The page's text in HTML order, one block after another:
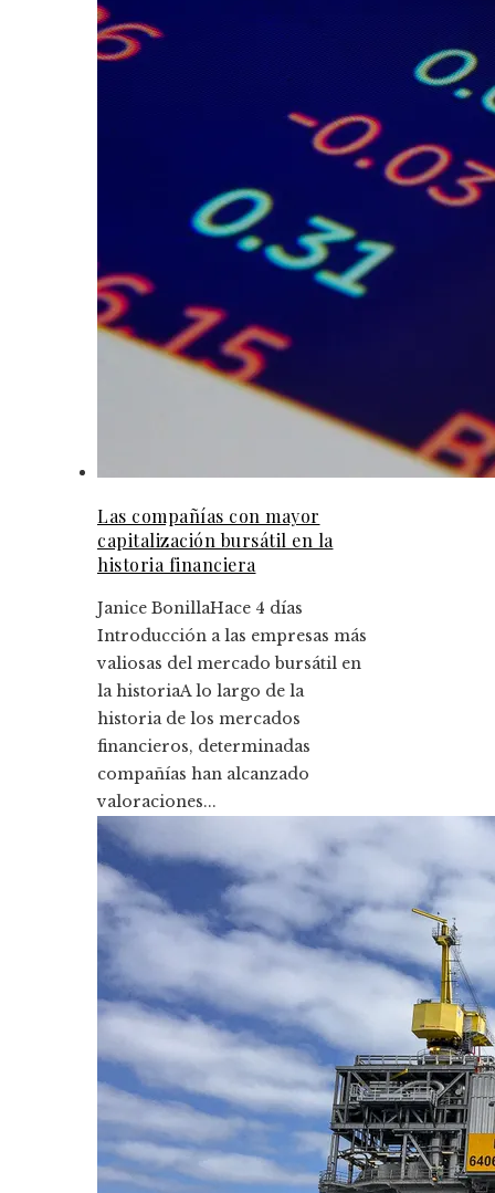
Las compañías con mayor
capitalización bursátil en la
historia financiera
Janice BonillaHace 4 días
Introducción a las empresas más
valiosas del mercado bursátil en
la historiaA lo largo de la
historia de los mercados
financieros, determinadas
compañías han alcanzado
valoraciones...